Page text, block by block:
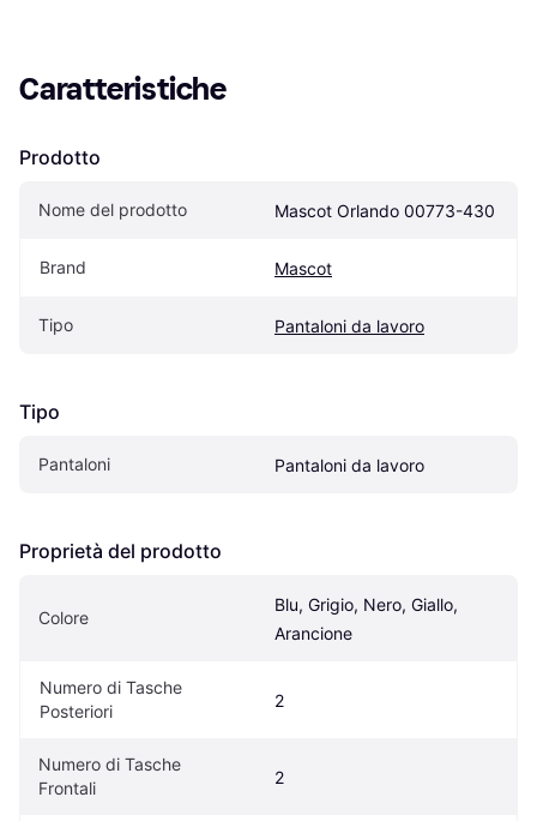
Caratteristiche
Prodotto
Nome del prodotto Mascot Orlando 00773-430
Brand Mascot
Tipo Pantaloni da lavoro
Tipo
Pantaloni Pantaloni da lavoro
Proprietà del prodotto
Colore
Blu, Grigio, Nero, Giallo,
Arancione
Numero di Tasche
Posteriori
2
Numero di Tasche
Frontali
2